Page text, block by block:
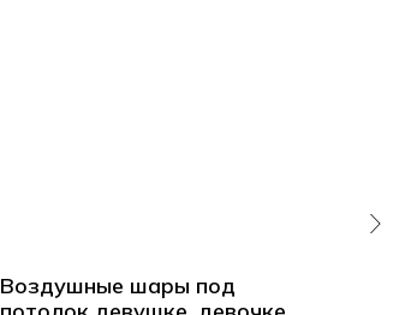
Воздушные шары под